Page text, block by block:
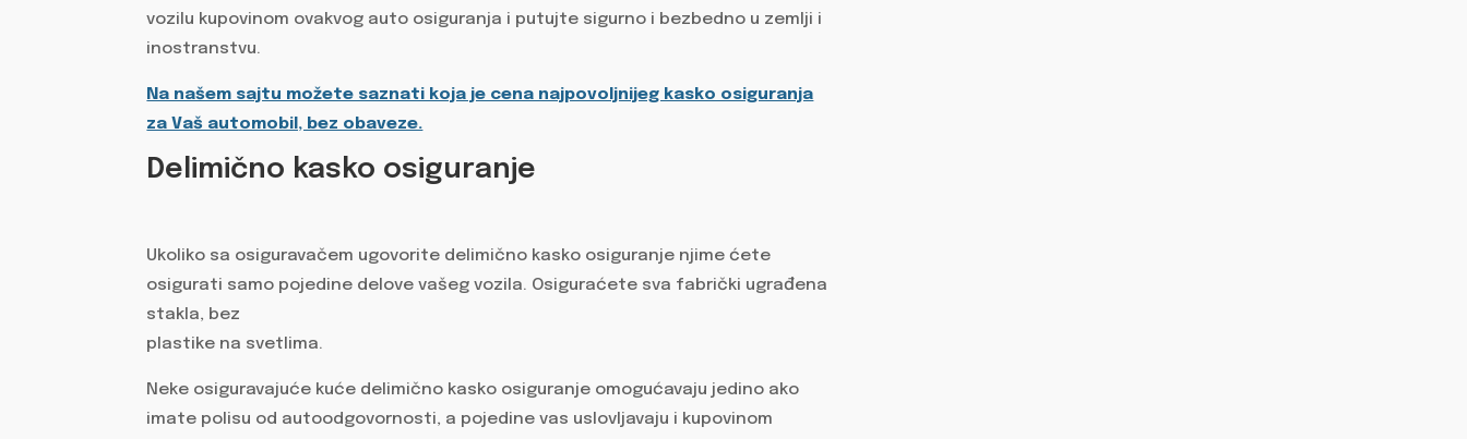
vozilu kupovinom ovakvog auto osiguranja i putujte sigurno i bezbedno u zemlji i
inostranstvu.
Na našem sajtu možete saznati koja je cena najpovoljnijeg kasko osiguranja
za Vaš automobil, bez obaveze.
Delimično kasko osiguranje
Ukoliko sa osiguravačem ugovorite delimično kasko osiguranje njime ćete
osigurati samo pojedine delove vašeg vozila. Osiguraćete sva fabrički ugrađena
stakla, bez
plastike na svetlima.
Neke osiguravajuće kuće delimično kasko osiguranje omogućavaju jedino ako
imate polisu od autoodgovornosti, a pojedine vas uslovljavaju i kupovinom